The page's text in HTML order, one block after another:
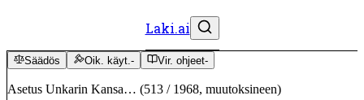
Laki.ai
Säädös Oik. käyt.- Vir. ohjeet-
Asetus Unkarin Kansa… (513 / 1968, muutoksineen)